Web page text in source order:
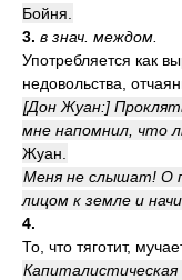
Бойня.
3. в знач. междом.
Употребляется как
недовольства,
[Дон Жуан:]
мне напомнил, что
Жуан.
Меня не слышат! О
лицом к земле и
4.
То, что тяготит,